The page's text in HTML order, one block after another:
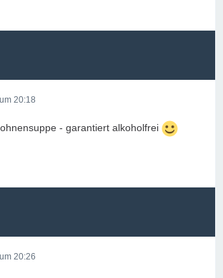
20:18
- garantiert alkoholfrei
20:26